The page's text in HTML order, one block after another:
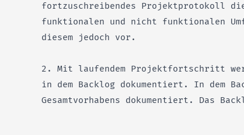
fortzuschreibendes Projektprotokoll
funktionalen und nicht funktionalen
diesem jedoch vor.
2. Mit laufendem Projektfortschritt
in dem Backlog dokumentiert. In dem
Gesamtvorhabens dokumentiert. Das